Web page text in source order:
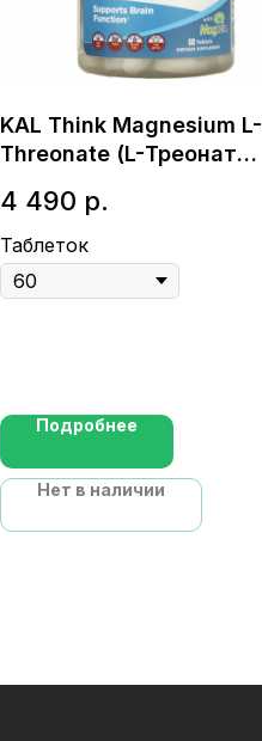
KAL Think Magnesium L-
Threonate (L-Треонат
4 490 р.
Таблеток
Подробнее
Нет в наличии